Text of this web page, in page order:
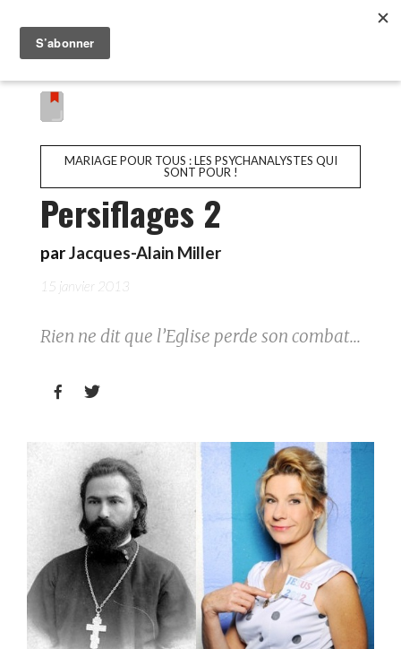
MARIAGE POUR TOUS : LES PSYCHANALYSTES QUI
SONT POUR !
Persiflages 2
parJacques-Alain Miller
15 janvier 2013
Rien ne dit que l’Eglise perde son combat...
 